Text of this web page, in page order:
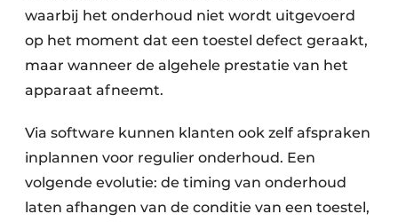
waarbij het onderhoud niet wordt uitgevoerd
op het moment dat een toestel defect geraakt,
maar wanneer de algehele prestatie van het
apparaat afneemt.
Via software kunnen klanten ook zelf afspraken
inplannen voor regulier onderhoud. Een
volgende evolutie: de timing van onderhoud
laten afhangen van de conditie van een toestel,